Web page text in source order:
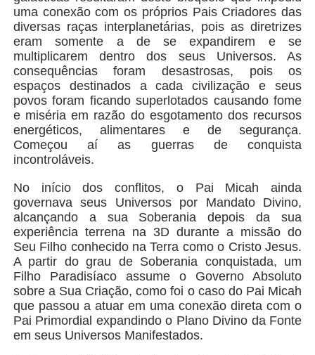
uma conexão com os próprios Pais Criadores das
diversas raças interplanetárias, pois as diretrizes
eram somente a de se expandirem e se
multiplicarem dentro dos seus Universos. As
consequências foram desastrosas, pois os
espaços destinados a cada civilização e seus
povos foram ficando superlotados causando fome
e miséria em razão do esgotamento dos recursos
energéticos, alimentares e de segurança.
Começou aí as guerras de conquista
incontroláveis.
No início dos conflitos, o Pai Micah ainda
governava seus Universos por Mandato Divino,
alcançando a sua Soberania depois da sua
experiência terrena na 3D durante a missão do
Seu Filho conhecido na Terra como o Cristo Jesus.
A partir do grau de Soberania conquistada, um
Filho Paradisíaco assume o Governo Absoluto
sobre a Sua Criação, como foi o caso do Pai Micah
que passou a atuar em uma conexão direta com o
Pai Primordial expandindo o Plano Divino da Fonte
em seus Universos Manifestados.